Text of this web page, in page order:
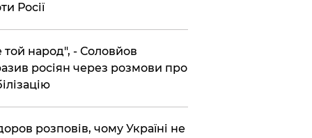
Росії
той народ", - Соловйов
росіян через розмови про
розповів, чому Україні не